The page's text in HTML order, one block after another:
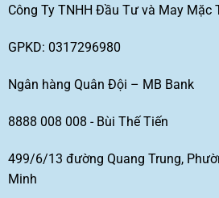
Công Ty TNHH Đầu Tư và May Mặc
GPKD: 0317296980
Ngân hàng Quân Đội – MB Bank
8888 008 008 - Bùi Thế Tiến
499/6/13 đường Quang Trung,
Minh